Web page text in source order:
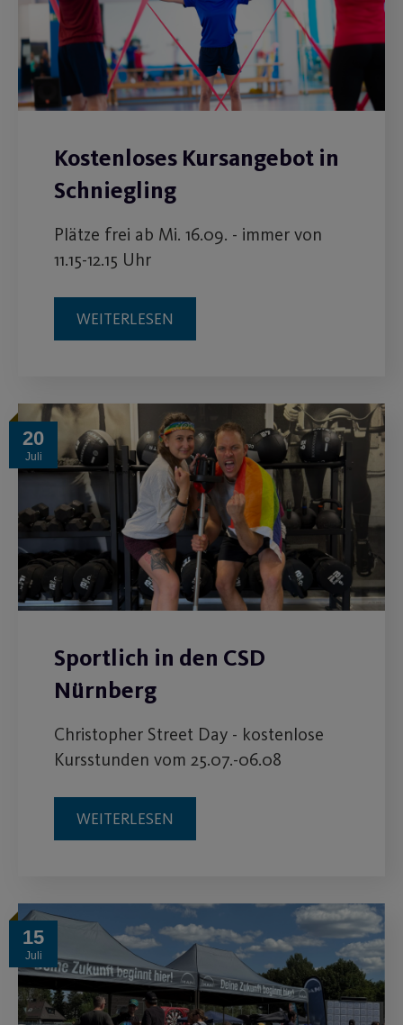
Kostenloses Kursangebot in
Schniegling
Plätze frei ab Mi. 16.09. - immer von
11.15-12.15 Uhr
WEITERLESEN
20
Juli
Sportlich in den CSD
Nürnberg
Christopher Street Day - kostenlose
Kursstunden vom 25.07.-06.08
WEITERLESEN
15
Juli